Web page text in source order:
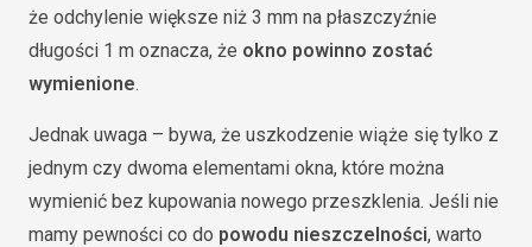
że odchylenie większe niż 3 mm na płaszczyźnie
długości 1 m oznacza, że okno powinno zostać
wymienione.
Jednak uwaga – bywa, że uszkodzenie wiąże się tylko z
jednym czy dwoma elementami okna, które można
wymienić bez kupowania nowego przeszklenia. Jeśli nie
mamy pewności co do powodu nieszczelności, warto